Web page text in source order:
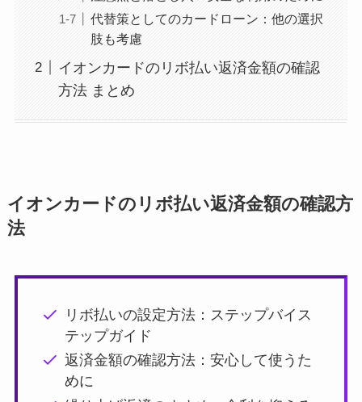
代替策としてのカードローン：他の選択
肢も考慮
イオンカードのリボ払い返済金額の確認
方法 まとめ
イオンカードのリボ払い返済金額の確認方
法
リボ払いの設定方法：ステップバイス
テップガイド
返済金額の確認方法：安心して使うた
めに